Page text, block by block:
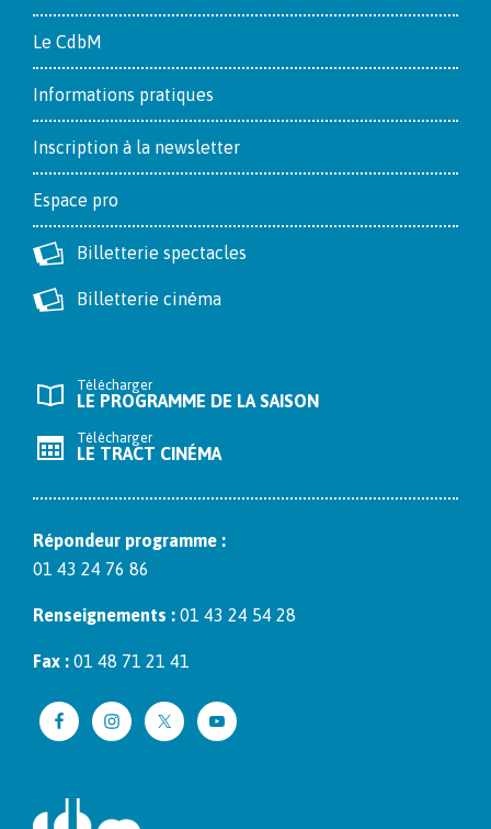
Le CdbM
Informations pratiques
Inscription à la newsletter
Espace pro
Billetterie spectacles
Billetterie cinéma
Télécharger
LE PROGRAMME DE LA SAISON
Télécharger
LE TRACT CINÉMA
Répon­deur pro­gramme :
01 43 24 76 86
Ren­seigne­ments : 01 43 24 54 28
Fax : 01 48 71 21 41